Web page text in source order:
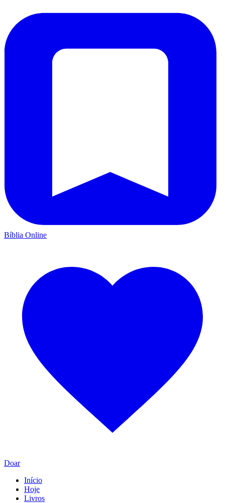
Bíblia Online
Doar
Início
Hoje
Livros